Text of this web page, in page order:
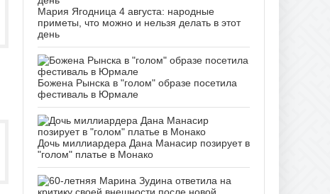
Мария Ягодница 4 августа: народные
приметы, что можно и нельзя делать в этот
день
Божена Рынска в "голом" образе посетила
фестиваль в Юрмале
Дочь миллиардера Дана Манасир позирует в
"голом" платье в Монако